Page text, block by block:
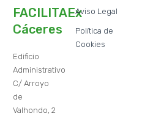
FACILITAEx
Cáceres
Edificio
Administrativo
C/ Arroyo
de
Valhondo, 2
Aviso Legal
Política de
Cookies